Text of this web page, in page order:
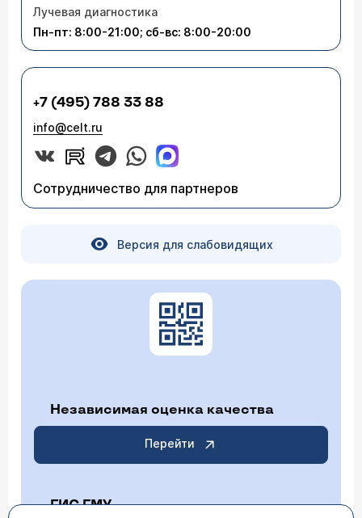
Лучевая диагностика
Пн-пт: 8:00-21:00; сб-вс: 8:00-20:00
+7 (495) 788 33 88
info@celt.ru
Сотрудничество для партнеров
Версия для слабовидящих
Независимая оценка качества
Перейти
ГИС ГМУ